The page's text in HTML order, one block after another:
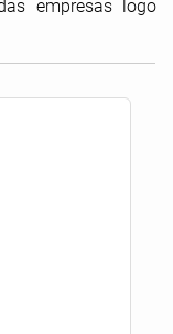
empresas logo